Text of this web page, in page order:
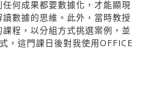
何成果都要數據化，才能顯現
數據的思維。此外，當時教授
程，以分組方式挑選案例，並
，這門課日後對我使用OFFICE